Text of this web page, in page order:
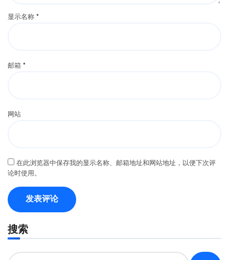
显示名称 *
邮箱 *
网站
在此浏览器中保存我的显示名称、邮箱地址和网站地址，以便下次评
论时使用。
搜索